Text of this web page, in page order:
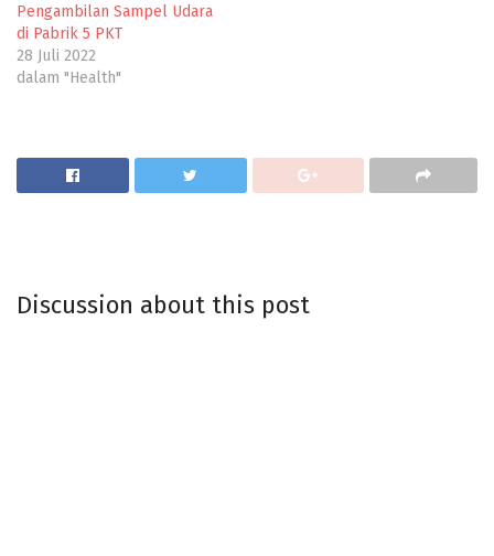
Pengambilan Sampel Udara
di Pabrik 5 PKT
28 Juli 2022
dalam "Health"
Discussion about this post